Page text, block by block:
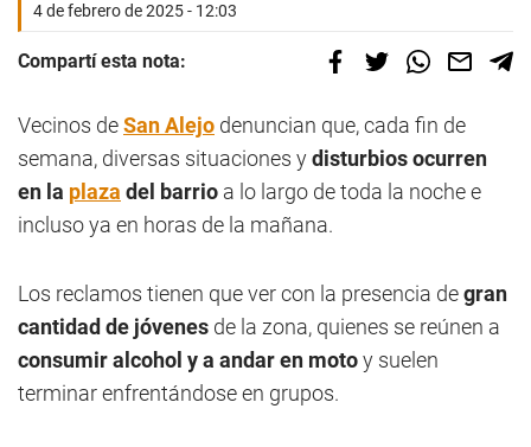
4 de febrero de 2025 - 12:03
Compartí esta nota:
Vecinos deSan Alejo denuncian que, cada fin de
semana, diversas situaciones ydisturbios ocurren
en la plaza del barrio a lo largo de toda la noche e
incluso ya en horas de la mañana.
Los reclamos tienen que ver con la presencia degran
cantidad de jóvenes de la zona, quienes se reúnen a
consumir alcohol y a andar en motoy suelen
terminar enfrentándose en grupos.